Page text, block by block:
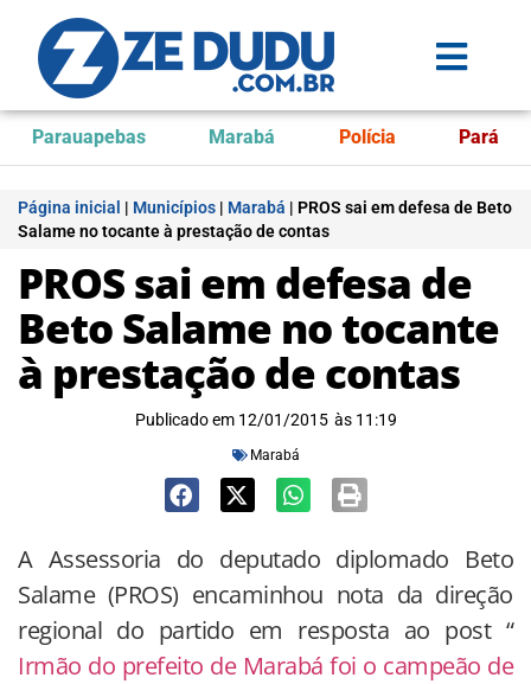
Parauapebas Marabá Polícia Pará
Página inicial | Municípios | Marabá | PROS sai em defesa de Beto
Salame no tocante à prestação de contas
PROS sai em defesa de
Beto Salame no tocante
à prestação de contas
Publicado em 12/01/2015 às 11:19
Marabá
A Assessoria do deputado diplomado Beto
Salame (PROS) encaminhou nota da direção
regional do partido em resposta ao post “
Irmão do prefeito de Marabá foi o campeão de